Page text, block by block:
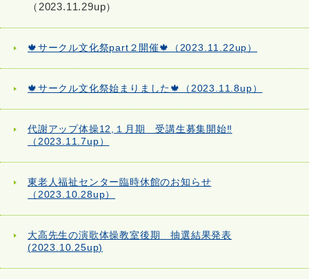
（2023.11.29up）
🍁サークル文化祭part２開催🍁（2023.11.22up）
🍁サークル文化祭始まりました🍁（2023.11.8up）
代謝アップ体操12,１月期 受講生募集開始‼
（2023.11.7up）
東老人福祉センター臨時休館のお知らせ
（2023.10.28up）
大高先生の演歌体操教室後期 抽選結果発表
(2023.10.25up)